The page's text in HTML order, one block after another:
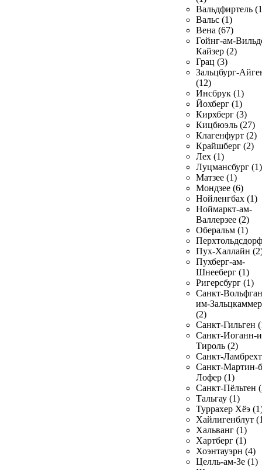
Вальдфиртель
Вальс (1)
Вена (67)
Гойнг-ам-
Кайзер (2)
Грац (3)
Зальцбург-
(12)
Инсбрук (1)
Йохберг (1)
Кирхберг (3)
Кицбюэль (27)
Клагенфурт (2)
Крайшберг (2)
Лех (1)
Луцмансбург (1)
Матзее (1)
Мондзее (6)
Нойленгбах (1)
Ноймаркт-ам-
Валлерзее (2)
Оберальм (1)
Пух-Халлайн
Пухберг-ам-
Шнееберг (1)
Ригерсбург (1)
Санкт-
им-
(2)
Санкт-Гильген
Санкт-Иоганн-
Тироль (2)
Санкт-
Санкт-Мартин-
Лофер (1)
Санкт-Пёльтен
Тальгау (1)
Туррахер Хёэ
Хайлигенблут
Хальванг (1)
Хартберг (1)
Хоэнтауэрн (4)
Целль-ам-Зе (1)